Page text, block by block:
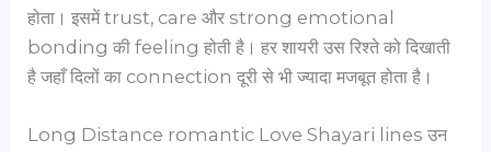
होता। इसमें trust, care और strong emotional
bonding की feeling होती है। हर शायरी उस रिश्ते को दिखाती
है जहाँ दिलों का connection दूरी से भी ज्यादा मजबूत होता है।
Long Distance romantic Love Shayari lines उन